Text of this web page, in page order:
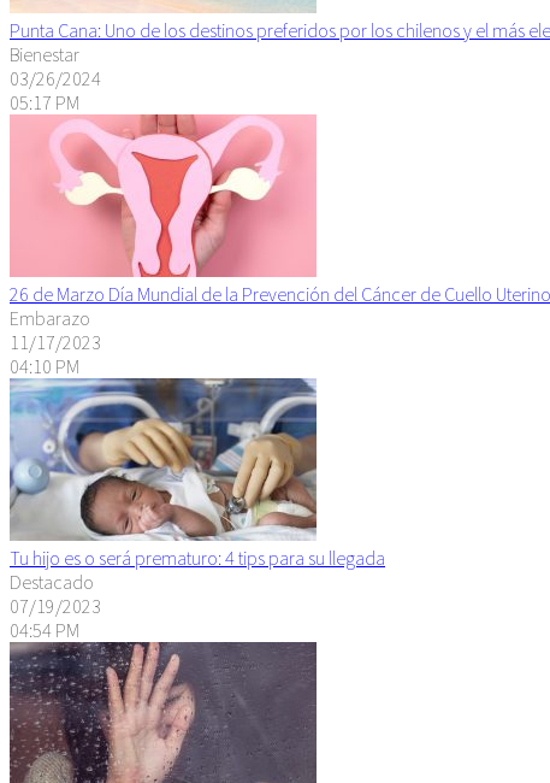
Punta Cana: Uno de los destinos preferidos por los chilenos y el más
Bienestar
03/26/2024
05:17 PM
26 de Marzo Día Mundial de la Prevención del Cáncer de Cuello Uterino
Embarazo
11/17/2023
04:10 PM
Tu hijo es o será prematuro: 4 tips para su llegada
Destacado
07/19/2023
04:54 PM